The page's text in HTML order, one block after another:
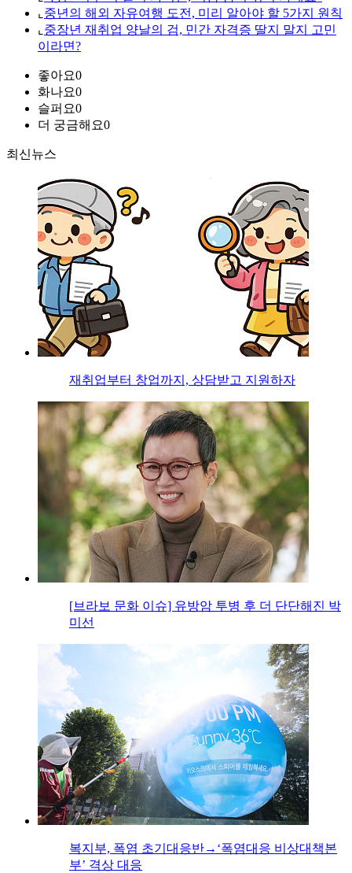
⌞ 중년의 해외 자유여행 도전, 미리 알아야 할 5가지 원칙
⌞ 중장년 재취업 양날의 검, 민간 자격증 딸지 말지 고민
이라면?
좋아요0
화나요0
슬퍼요0
더 궁금해요0
최신뉴스
재취업부터 창업까지, 상담받고 지원하자
[브라보 문화 이슈] 유방암 투병 후 더 단단해진 박
미선
복지부, 폭염 초기대응반→‘폭염대응 비상대책본
부’ 격상 대응